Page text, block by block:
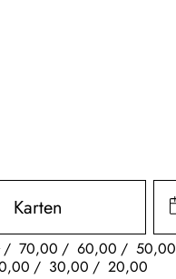
Karten
70,00 60,00
50,00
30,00
20,00